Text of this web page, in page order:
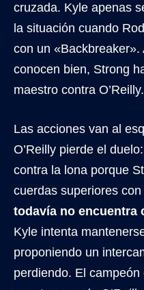
cruzada. Kyle apenas
la situación cuando
con un
conocen bien, Strong
maestro contra O’Reilly.
Las acciones van al
O’Reilly pierde el
contra la lona porque
cuerdas superiores
todavía no encuentra
Kyle intenta
proponiendo un
perdiendo. El